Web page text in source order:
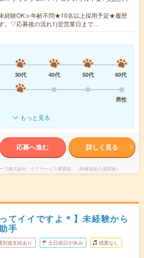
経験OK≫年齢不問★10名以上採用予定★履歴
。▽応募後の流れ1)翌営業日まで…
30代 40代 50代
60代
男性
もっと見る
応募へ進む 詳しく見る
プ株式会社 ケアサービス事業部 （医療福祉介護関連）
てイイですよ＊】未経験から
手
別途支給あり 土日祝日が休み 残業なし